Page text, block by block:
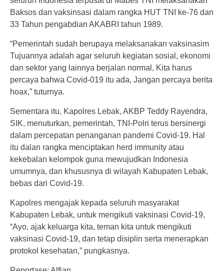
Baksos dan vaksinsasi dalam rangka HUT TNI ke-76 dan
33 Tahun pengabdian AKABRI tahun 1989.
“Pemerintah sudah berupaya melaksanakan vaksinasim
Tujuannya adalah agar seluruh kegiatan sosial, ekonomi
dan sektor yang lainnya berjalan normal, Kita harus
percaya bahwa Covid-019 itu ada, Jangan percaya berita
hoax,” tuturnya.
Sementara itu, Kapolres Lebak, AKBP Teddy Rayendra,
SIK, menuturkan, pemerintah, TNI-Polri terus bersinergi
dalam percepatan penanganan pandemi Covid-19. Hal
itu dalan rangka menciptakan herd immunity atau
kekebalan kelompok guna mewujudkan Indonesia
umumnya, dan khususnya di wilayah Kabupaten Lebak,
bebas dari Covid-19.
Kapolres mengajak kepada seluruh masyarakat
Kabupaten Lebak, untuk mengikuti vaksinasi Covid-19,
“Ayo, ajak keluarga kita, teman kita untuk mengikuti
vaksinasi Covid-19, dan tetap disiplin serta menerapkan
protokol kesehatan,” pungkasnya.